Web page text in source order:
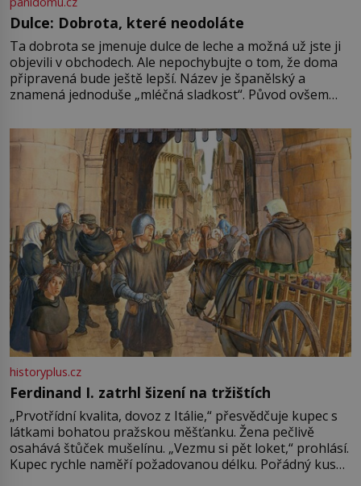
Dulce: Dobrota, které neodoláte
Ta dobrota se jmenuje dulce de leche a možná už jste ji
objevili v obchodech. Ale nepochybujte o tom, že doma
připravená bude ještě lepší. Název je španělský a
znamená jednoduše „mléčná sladkost“. Původ ovšem
pře hned několik latinskoamerických zemí a k tomu
Francie, kde se traduje,
historyplus.cz
Ferdinand I. zatrhl šizení na tržištích
„Prvotřídní kvalita, dovoz z Itálie,“ přesvědčuje kupec s
látkami bohatou pražskou měšťanku. Žena pečlivě
osahává štůček mušelínu. „Vezmu si pět loket,“ prohlásí.
Kupec rychle naměří požadovanou délku. Pořádný kus